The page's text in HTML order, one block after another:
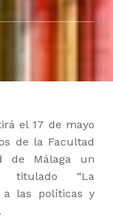
el 17 de mayo
de la Facultad
de Málaga un
titulado “La
a las políticas y